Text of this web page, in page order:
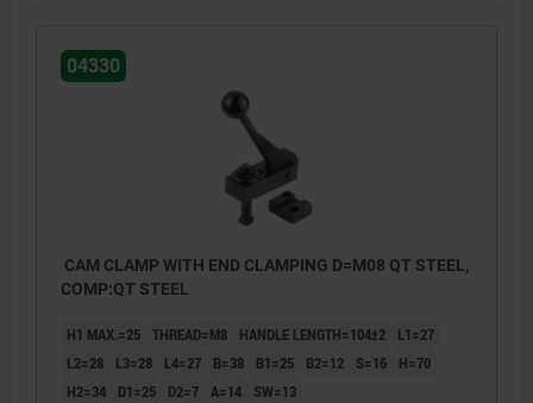
04330
CAM CLAMP WITH END CLAMPING D=M08 QT STEEL,
COMP:QT STEEL
H1 MAX.=25 THREAD=M8 HANDLE LENGTH=104±2
L1=27
L2=28
L3=28 L4=27 B=38 B1=25 B2=12 S=16
H=70
H2=34
D1=25 D2=7 A=14 SW=13